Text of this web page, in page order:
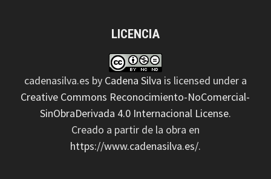
LICENCIA
cadenasilva.es by Cadena Silva is licensed under a
Creative Commons Reconocimiento-NoComercial-
SinObraDerivada 4.0 Internacional License.
Creado a partir de la obra en
https://www.cadenasilva.es/.